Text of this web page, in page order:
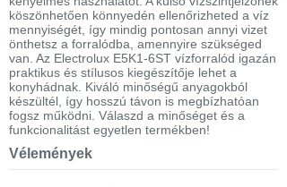
köszönhetően könnyedén ellenőrizheted a víz
mennyiségét, így mindig pontosan annyi vizet
önthetsz a forralódba, amennyire szükséged
van. Az Electrolux E5K1-6ST vízforralód igazán
praktikus és stílusos kiegészítője lehet a
konyhádnak. Kiváló minőségű anyagokból
készültél, így hosszú távon is megbízhatóan
fogsz működni. Válaszd a minőséget és a
funkcionalitást egyetlen termékben!
Vélemények